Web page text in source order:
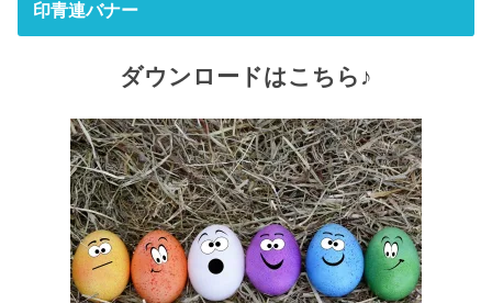
印青連バナー
ダウンロードはこちら♪